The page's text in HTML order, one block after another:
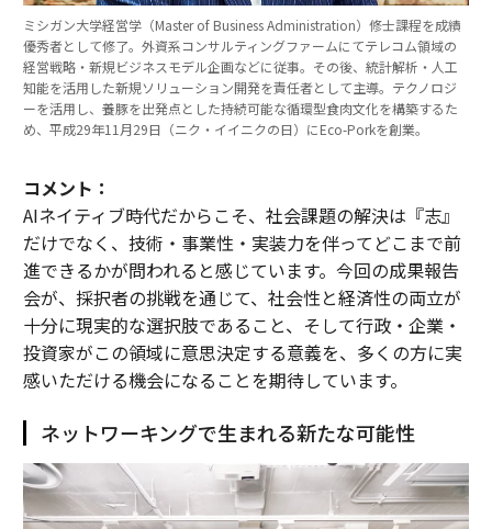
ミシガン大学経営学（Master of Business Administration）修士課程を成績
優秀者として修了。外資系コンサルティングファームにてテレコム領域の
経営戦略・新規ビジネスモデル企画などに従事。その後、統計解析・人工
知能を活用した新規ソリューション開発を責任者として主導。テクノロジ
ーを活用し、養豚を出発点とした持続可能な循環型食肉文化を構築するた
め、平成29年11月29日（ニク・イイニクの日）にEco-Porkを創業。
コメント：
AIネイティブ時代だからこそ、社会課題の解決は『志』
だけでなく、技術・事業性・実装力を伴ってどこまで前
進できるかが問われると感じています。今回の成果報告
会が、採択者の挑戦を通じて、社会性と経済性の両立が
十分に現実的な選択肢であること、そして行政・企業・
投資家がこの領域に意思決定する意義を、多くの方に実
感いただける機会になることを期待しています。
ネットワーキングで生まれる新たな可能性